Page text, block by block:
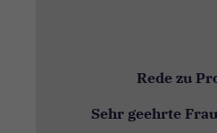
Rede zu
Sehr geehrte